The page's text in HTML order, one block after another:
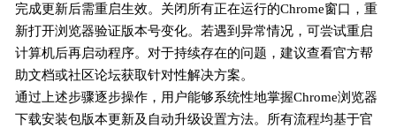
完成更新后需重启生效。关闭所有正在运行的Chrome窗口，重
新打开浏览器验证版本号变化。若遇到异常情况，可尝试重启
计算机后再启动程序。对于持续存在的问题，建议查看官方帮
助文档或社区论坛获取针对性解决方案。
通过上述步骤逐步操作，用户能够系统性地掌握Chrome浏览器
下载安装包版本更新及自动升级设置方法。所有流程均基于官